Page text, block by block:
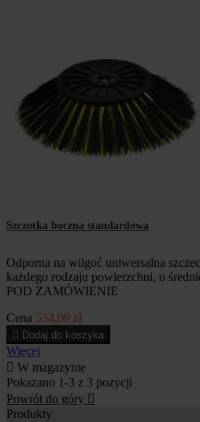
Szczotka boczna standardowa
Odporna na wilgoć uniwersalna
każdego rodzaju powierzchni, o
POD ZAMÓWIENIE
Cena 534,09 zł
 Dodaj do koszyka
Więcej
 W magazynie
Pokazano 1-3 z 3 pozycji
Powrót do góry 
Produkty